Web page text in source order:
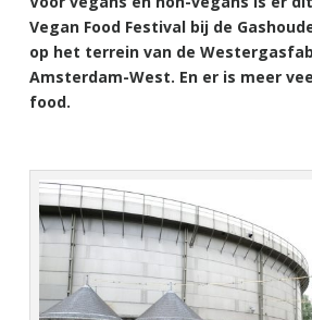
Vegan Food Festival bij de
op het terrein van de
Amsterdam-West. En er is meer
food.